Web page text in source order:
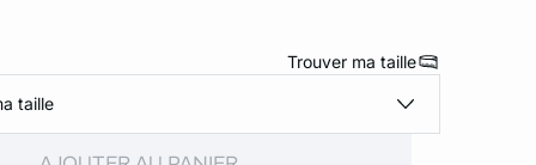
Trouver ma taille
taille